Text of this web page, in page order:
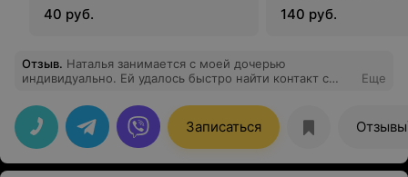
40 руб.
140 руб.
Отзыв. Наталья занимается с моей дочерью
индивидуально. Ей удалось быстро найти контакт с
продуктивные. Наблюдается прогресс. Не ко всем
тренерам ребенок на уроки ходит с удовольствием. На
занятия с Натальей всегда дочь идет с интересом и
тренировочным настроем. Рекомендую этого тренера.
Еще
Записаться Отзывы